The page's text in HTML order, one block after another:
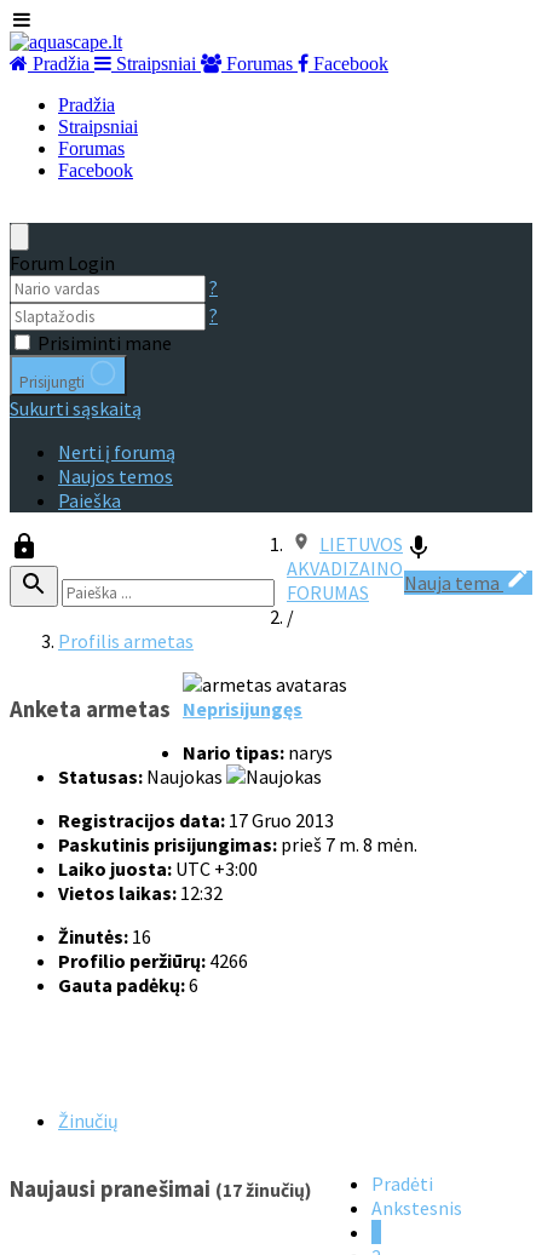
Pradžia Straipsniai Forumas
Facebook
Pradžia
Straipsniai
Forumas
Facebook
Forum Login
?
?
Prisiminti mane
Prisijungti
Sukurti sąskaitą
Nerti į forumą
Naujos temos
Paieška
Nauja tema
LIETUVOS
AKVADIZAINO
FORUMAS
/
Profilis armetas
Anketa armetas Neprisijungęs
Nario tipas: narys
Statusas: Naujokas
Registracijos data: 17 Gruo 2013
Paskutinis prisijungimas: prieš 7 m. 8 mėn.
Laiko juosta: UTC +3:00
Vietos laikas: 12:32
Žinutės: 16
Profilio peržiūrų: 4266
Gauta padėkų:6
Žinučių
Naujausi pranešimai (17 žinučių)
Pradėti
Ankstesnis